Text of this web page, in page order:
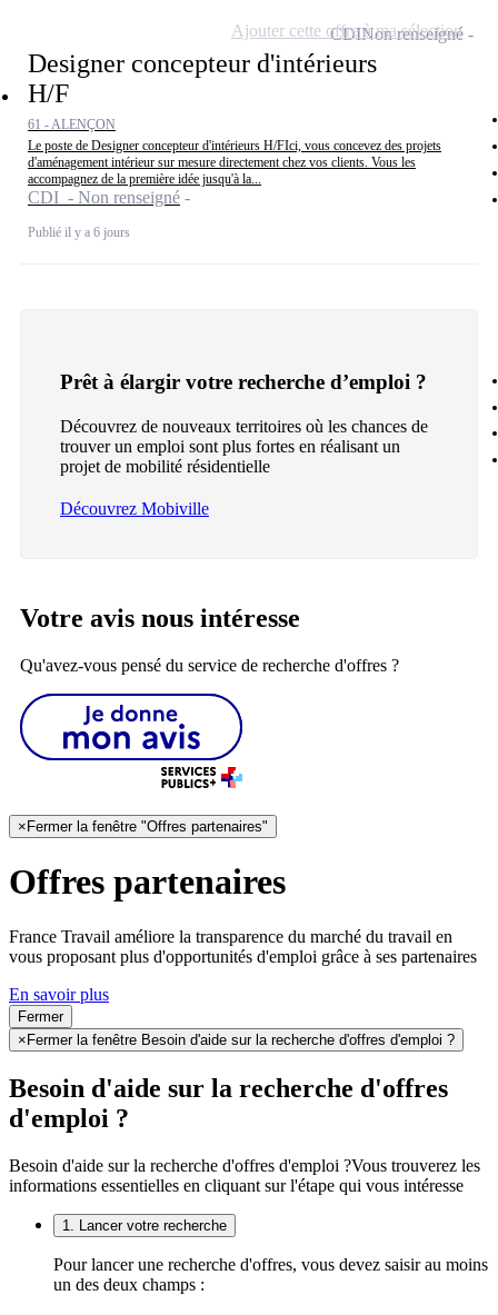
Designer concepteur d'intérieurs
H/F
61 - ALENÇON
Le poste de Designer concepteur d'intérieurs H/FIci, vous concevez des projets
d'aménagement intérieur sur mesure directement chez vos clients. Vous les
accompagnez de la première idée jusqu'à la...
CDI - Non renseigné
Publié il y a 6 jours
CDINon renseigné
Ajouter cette offre à ma sélection
Prêt à élargir votre recherche d’emploi ?
Découvrez de nouveaux territoires où les chances de
trouver un emploi sont plus fortes en réalisant un
projet de mobilité résidentielle
Découvrez Mobiville
Votre avis nous intéresse
Qu'avez-vous pensé du service de recherche d'offres ?
× Fermer la fenêtre "Offres partenaires"
Offres partenaires
France Travail améliore la transparence du marché du travail en
vous proposant plus d'opportunités d'emploi grâce à ses partenaires
En savoir plus
Fermer
× Fermer la fenêtre Besoin d'aide sur la recherche d'offres d'emploi ?
Besoin d'aide sur la recherche d'offres
d'emploi ?
Besoin d'aide sur la recherche d'offres d'emploi ?Vous trouverez les
informations essentielles en cliquant sur l'étape qui vous intéresse
1. Lancer votre recherche
Pour lancer une recherche d'offres, vous devez saisir au moins
un des deux champs :